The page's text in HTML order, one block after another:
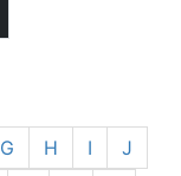
G H I
J